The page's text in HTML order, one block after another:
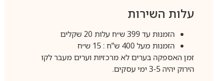
עלות השירות
הזמנות עד 399 ש״ח עלות 20 שקלים
הזמנות מעל 400 ש"ח : 15 ש״ח
זמן האספקה בערים לא מרכזיות וערים מעבר לקו
הירוק יהיה 3-5 ימי עסקים.